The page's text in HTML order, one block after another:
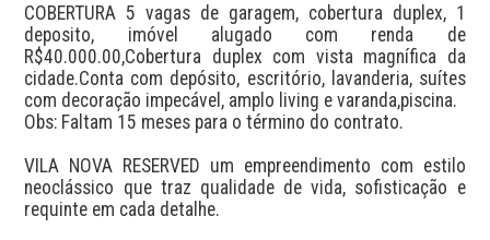
COBERTURA 5 vagas de garagem, cobertura duplex, 1
deposito, imóvel alugado com renda de
R$40.000.00,Cobertura duplex com vista magnífica da
cidade.Conta com depósito, escritório, lavanderia, suítes
com decoração impecável, amplo living e varanda,piscina.
Obs: Faltam 15 meses para o término do contrato.
VILA NOVA RESERVED um empreendimento com estilo
neoclássico que traz qualidade de vida, sofisticação e
requinte em cada detalhe.